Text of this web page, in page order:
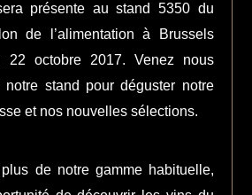
présente au stand 5350 du
de l’alimentation à Brussels
octobre 2017. Venez nous
notre stand pour déguster notre
et nos nouvelles sélections.
de notre gamme habituelle,